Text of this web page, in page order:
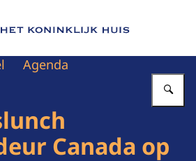
van Het Koninklijk Huis
Agenda
Canada op